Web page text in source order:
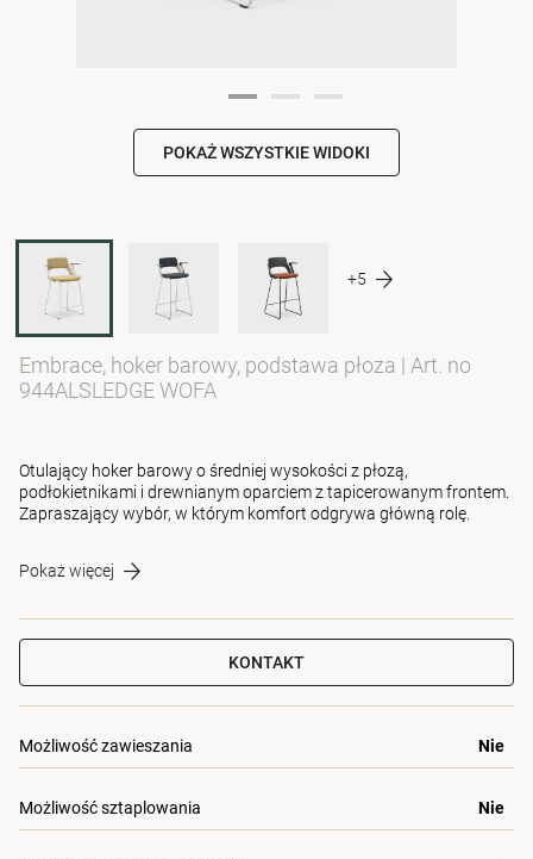
POKAŻ WSZYSTKIE WIDOKI
+5
Embrace, hoker barowy, podstawa płoza | Art. no
944ALSLEDGE WOFA
Otulający hoker barowy o średniej wysokości z płozą,
podłokietnikami i drewnianym oparciem z tapicerowanym frontem.
Zapraszający wybór, w którym komfort odgrywa główną rolę.
Pokaż więcej
KONTAKT
Możliwość zawieszania Nie
Możliwość sztaplowania Nie